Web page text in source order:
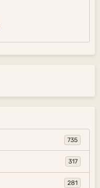
735
317
281